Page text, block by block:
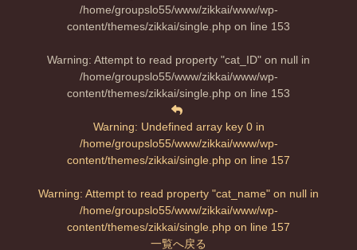
/home/groupslo55/www/zikkai/www/wp-
content/themes/zikkai/single.php on line 153
Warning: Attempt to read property "cat_ID" on null in
/home/groupslo55/www/zikkai/www/wp-
content/themes/zikkai/single.php on line 153
Warning: Undefined array key 0 in
/home/groupslo55/www/zikkai/www/wp-
content/themes/zikkai/single.php on line 157
Warning: Attempt to read property "cat_name" on null in
/home/groupslo55/www/zikkai/www/wp-
content/themes/zikkai/single.php on line 157
一覧へ戻る